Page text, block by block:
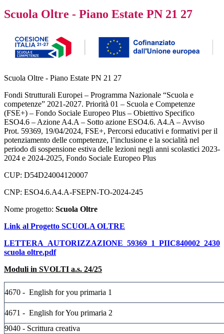
Scuola Oltre - Piano Estate PN 21 27
Scuola Oltre - Piano Estate PN 21 27
Fondi Strutturali Europei – Programma Nazionale “Scuola e
competenze” 2021-2027. Priorità 01 – Scuola e Competenze
(FSE+) – Fondo Sociale Europeo Plus – Obiettivo Specifico
ESO4.6 – Azione A4.A – Sotto azione ESO4.6. A4.A – Avviso
Prot. 59369, 19/04/2024, FSE+, Percorsi educativi e formativi per il
potenziamento delle competenze, l’inclusione e la socialità nel
periodo di sospensione estiva delle lezioni negli anni scolastici 2023-
2024 e 2024-2025, Fondo Sociale Europeo Plus
CUP: D54D24004120007
CNP: ESO4.6.A4.A-FSEPN-TO-2024-245
Nome progetto: Scuola Oltre
Link al Progetto SCUOLA OLTRE
LETTERA_AUTORIZZAZIONE_59369_1_PIIC840002_2430
scuola oltre.pdf
Moduli in SVOLTI a.s. 24/25
4670 - English for you primaria 1
4671 - English for You primaria 2
9040 - Scrittura creativa